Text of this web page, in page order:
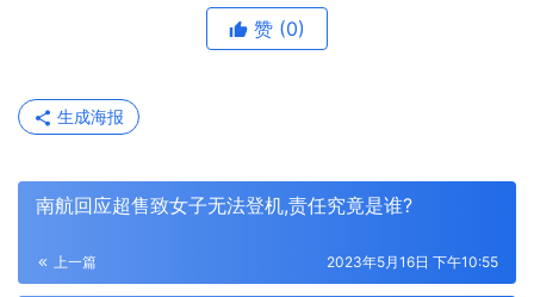
赞 (0)
生成海报
南航回应超售致女子无法登机,责任究竟是谁?
上一篇 2023年5月16日 下午10:55